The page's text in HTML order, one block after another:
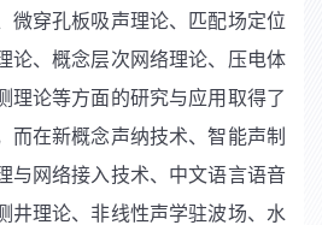
穿孔板吸声理论、匹配场定位
论、概念层次网络理论、压电体
理论等方面的研究与应用取得了
而在新概念声纳技术、智能声制
与网络接入技术、中文语言语音
井理论、非线性声学驻波场、水